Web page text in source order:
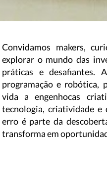
Convidamos makers,
explorar o mundo das
práticas e desafiantes.
programação e robótica,
vida a engenhocas
tecnologia, criatividade e
erro é parte da
transforma em